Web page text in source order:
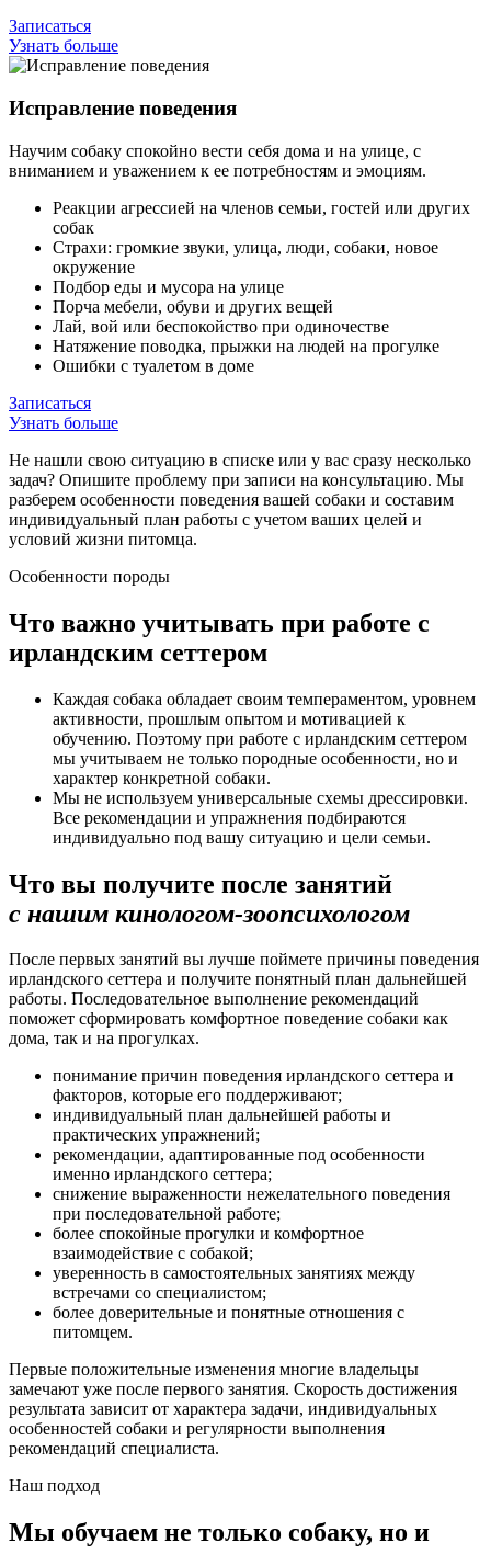
Записаться
Узнать больше
Исправление поведения
Научим собаку спокойно вести себя дома и на улице, с
вниманием и уважением к ее потребностям и эмоциям.
Реакции агрессией на членов семьи, гостей или других
собак
Страхи: громкие звуки, улица, люди, собаки, новое
окружение
Подбор еды и мусора на улице
Порча мебели, обуви и других вещей
Лай, вой или беспокойство при одиночестве
Натяжение поводка, прыжки на людей на прогулке
Ошибки с туалетом в доме
Записаться
Узнать больше
Не нашли свою ситуацию в списке или у вас сразу несколько
задач? Опишите проблему при записи на консультацию. Мы
разберем особенности поведения вашей собаки и составим
индивидуальный план работы с учетом ваших целей и
условий жизни питомца.
Особенности породы
Что важно учитывать при работе с
ирландским сеттером
Каждая собака обладает своим темпераментом, уровнем
активности, прошлым опытом и мотивацией к
обучению. Поэтому при работе с ирландским сеттером
мы учитываем не только породные особенности, но и
характер конкретной собаки.
Мы не используем универсальные схемы дрессировки.
Все рекомендации и упражнения подбираются
индивидуально под вашу ситуацию и цели семьи.
Что вы получите после занятий
с нашим кинологом-зоопсихологом
После первых занятий вы лучше поймете причины поведения
ирландского сеттера и получите понятный план дальнейшей
работы. Последовательное выполнение рекомендаций
поможет сформировать комфортное поведение собаки как
дома, так и на прогулках.
понимание причин поведения ирландского сеттера и
факторов, которые его поддерживают;
индивидуальный план дальнейшей работы и
практических упражнений;
рекомендации, адаптированные под особенности
именно ирландского сеттера;
снижение выраженности нежелательного поведения
при последовательной работе;
более спокойные прогулки и комфортное
взаимодействие с собакой;
уверенность в самостоятельных занятиях между
встречами со специалистом;
более доверительные и понятные отношения с
питомцем.
Первые положительные изменения многие владельцы
замечают уже после первого занятия. Скорость достижения
результата зависит от характера задачи, индивидуальных
особенностей собаки и регулярности выполнения
рекомендаций специалиста.
Наш подход
Мы обучаем не только собаку, но и